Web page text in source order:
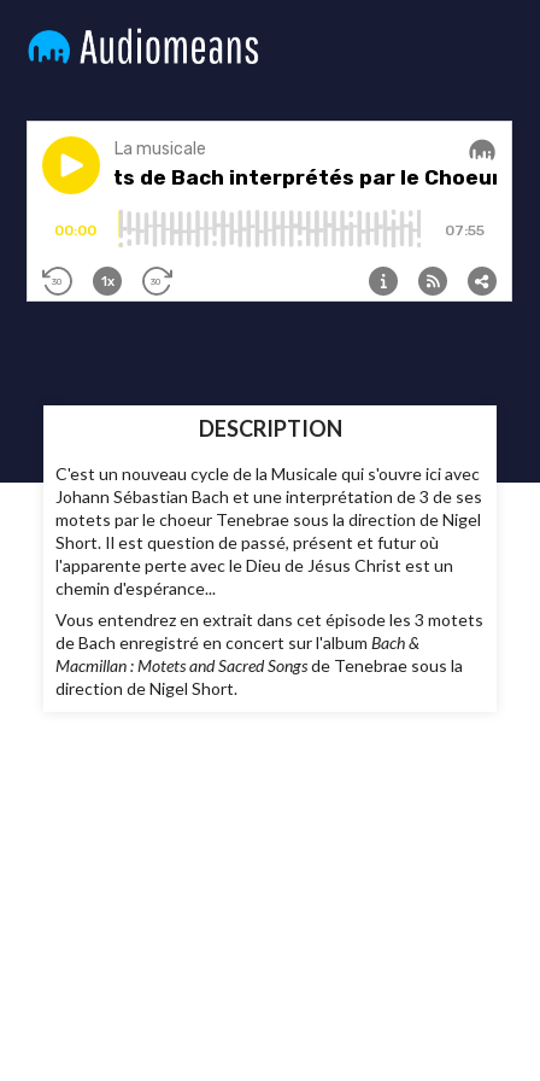
DESCRIPTION
C'est un nouveau cycle de la Musicale qui s'ouvre ici avec
Johann Sébastian Bach et une interprétation de 3 de ses
motets par le choeur Tenebrae sous la direction de Nigel
Short. Il est question de passé, présent et futur où
l'apparente perte avec le Dieu de Jésus Christ est un
chemin d'espérance...
Vous entendrez en extrait dans cet épisode les 3 motets
de Bach enregistré en concert sur l'albumBach &
Macmillan : Motets and Sacred Songsde Tenebrae sous la
direction de Nigel Short.